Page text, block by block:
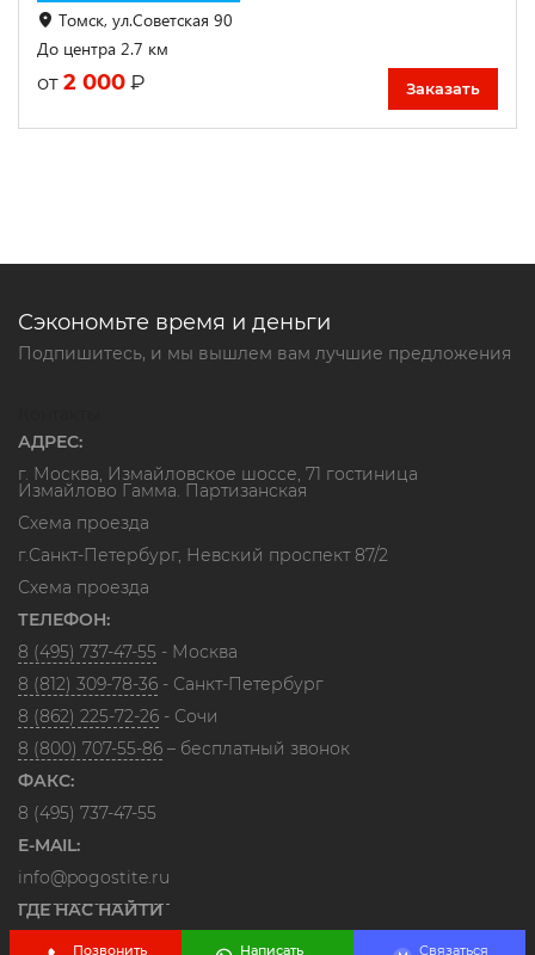
Томск, ул.Советская 90
До центра 2.7 км
от 2 000 ₽ Заказать
Сэкономьте время и деньги
Подпишитесь, и мы вышлем вам лучшие предложения
АДРЕС:
г. Москва, Измайловское шоссе, 71 гостиница
Измайлово Гамма. Партизанская
Схема проезда
г.Санкт-Петербург, Невский проспект 87/2
Схема проезда
ТЕЛЕФОН:
8 (495) 737-47-55 - Москва
8 (812) 309-78-36 - Санкт-Петербург
8 (862) 225-72-26 - Сочи
8 (800) 707-55-86 – бесплатный звонок
ФАКС:
8 (495) 737-47-55
E-MAIL:
info@pogostite.ru
ГДЕ НАС НАЙТИ
Позвонить Написать Связаться